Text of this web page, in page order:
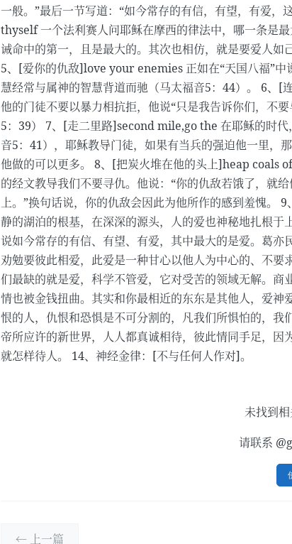
一般。”最后一节写道：“如今常存的有信，有望，有爱
thyself 一个法利赛人问耶稣在摩西的律法中，哪一条是
诫命中的第一，且是最大的。其次也相仿，就是要爱人如
5、[爱你的仇敌]love your enemies 正如在“天国八福”中
慧经常与属神的智慧背道而驰（马太福音5：44）。 6
他的门徒不要以暴力相抗拒，他说“只是我告诉你们，不
5：39） 7、[走二里路]second mile,go the 在耶稣的时
音5：41），耶稣教导门徒，如果有当兵的强迫他一里，
他做的可以更多。 8、[把炭火堆在他的头上]heap coals
的经文教导我们不要寻仇。他说：“你的仇敌若饿了，就
上。”换句话说，你的仇敌会因此为他所作的感到羞愧。
静的湖泊的根基，在深深的源头，人的爱也神秘地扎根
说如今常存的有信、有望、有爱，其中最大的是爱。葛
劝勉要彼此相爱，此爱是一种甘心以他人为中心的、不
们最缺的就是爱，科学不管爱，它对受苦的领域无解。
情也被金钱扭曲。其实和你最相近的东东是其他人，爱
恨的人，仇恨和恐惧是不可分割的，凡我们所惧怕的，
帝所应许的新世界，人人都真诚相待，彼此情同手足，
就怎样待人。 14、神经金律：[不与任何人作对]。
未找到
请联系
← 上一篇